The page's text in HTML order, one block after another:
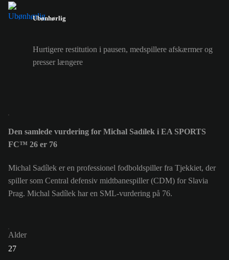
Ubønhørlig
Hurtigere restitution i pausen, medspillere afskærmer og
presser længere
Den samlede vurdering for Michal Sadílek i EA SPORTS
FC™ 26 er 76
Michal Sadílek er en professionel fodboldspiller fra Tjekkiet, der
spiller som Central defensiv midtbanespiller (CDM) for Slavia
Prag. Michal Sadílek har en SML-vurdering på 76.
Alder
27